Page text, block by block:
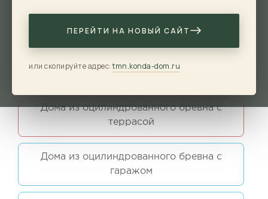
ПЕРЕЙТИ НА НОВЫЙ САЙТ
или скопируйте адрес:tmn.konda-dom.ru
эркером
Дома из оцилиндрованного бревна с
террасой
Дома из оцилиндрованного бревна с
гаражом